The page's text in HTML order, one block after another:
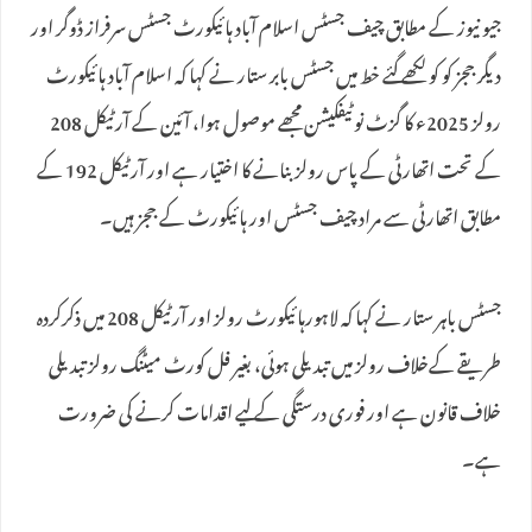
جیو نیوز کے مطابق چیف جسٹس اسلام آباد ہائیکورٹ جسٹس سرفراز ڈوگر اور
دیگر ججز کو کو لکھے گئے خط میں جسٹس بابر ستار نے کہا کہ اسلام آباد ہائیکورٹ
رولز 2025ء کا گزٹ نوٹیفکیشن مجھے موصول ہوا، آئین کے آرٹیکل 208
کے تحت اتھارٹی کے پاس رولز بنانے کا اختیار ہے اور آرٹیکل 192 کے
مطابق اتھارٹی سے مراد چیف جسٹس اور ہائیکورٹ کے ججز ہیں۔
جسٹس باہر ستار نے کہا کہ لاہورہائیکورٹ رولز اور آرٹیکل 208 میں ذکرکردہ
طریقے کےخلاف رولز میں تبدیلی ہوئی، بغیر فل کورٹ میٹنگ رولز تبدیلی
خلاف قانون ہے اور فوری درستگی کے لیے اقدامات کرنے کی ضرورت
ہے۔